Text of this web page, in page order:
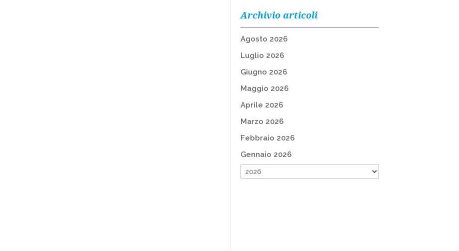
Archivio articoli
Agosto 2026
Luglio 2026
Giugno 2026
Maggio 2026
Aprile 2026
Marzo 2026
Febbraio 2026
Gennaio 2026